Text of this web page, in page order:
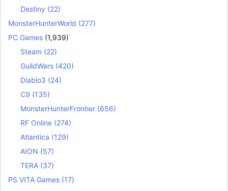
Destiny (22)
MonsterHunterWorld (277)
PC Games (1,939)
Steam (22)
GuildWars (420)
Diablo3 (24)
C9 (135)
MonsterHunterFrontier (656)
RF Online (274)
Atlantica (129)
AION (57)
TERA (37)
PS VITA Games (17)